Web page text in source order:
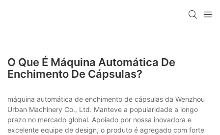
O Que É Máquina Automática De
Enchimento De Cápsulas?
máquina automática de enchimento de cápsulas da Wenzhou
Urban Machinery Co., Ltd. Manteve a popularidade a longo
prazo no mercado global. Apoiado por nossa inovadora e
excelente equipe de design, o produto é agregado com forte